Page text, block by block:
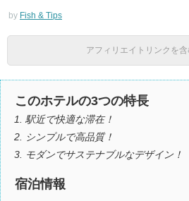
by Fish & Tips
アフィリエイトリンクを
このホテルの3つの特長
駅近で快適な滞在！
シンプルで高品質！
モダンでサステナブルなデザイン！
宿泊情報